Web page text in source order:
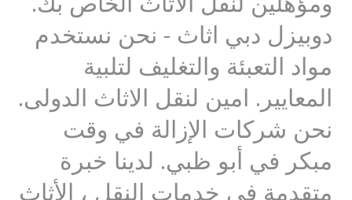
دوبيزل دبي اثاث - نحن نستخدم
مواد التعبئة والتغليف لتلبية
المعايير. امين لنقل الاثاث الدولى.
نحن شركات الإزالة في وقت
مبكر في أبو ظبي. لدينا خبرة
متقدمة في خدمات النقل ، الأثاث